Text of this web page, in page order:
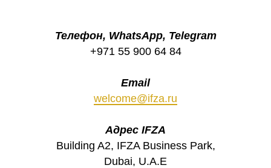
Телефон, WhatsApp, Telegram
+971 55 900 64 84
Email
welcome@ifza.ru
Адрес IFZA
Building A2, IFZA Business Park,
Dubai, U.A.E